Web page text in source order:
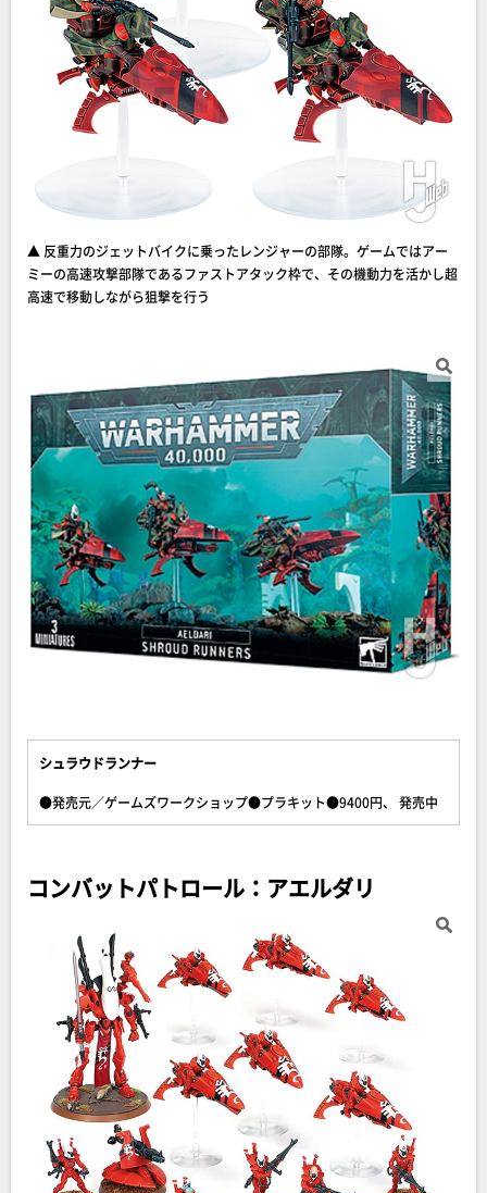
▲ 反重力のジェットバイクに乗ったレンジャーの部隊。ゲームではアー
ミーの高速攻撃部隊であるファストアタック枠で、その機動力を活かし超
高速で移動しながら狙撃を行う
シュラウドランナー
●発売元／ゲームズワークショップ●プラキット●9400円、 発売中
コンバットパトロール：アエルダリ